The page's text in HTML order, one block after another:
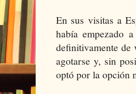
En sus visitas a
había empezado
definitivamente de
agotarse y, sin
optó por la opción